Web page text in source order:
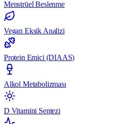
Menstrüel Beslenme
Vegan Eksik Analizi
Protein Emici (DIAAS)
Alkol Metabolizması
D Vitamini Sentezi